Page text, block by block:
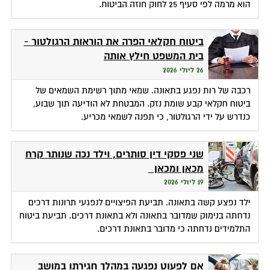
הוא מרמה לפי סעיף 25 לחוק חוזה הביטוח.
ביטוח חקלאי הפרה את הוראות הרגולטור -
בית המשפט חילץ אותה
26 ליולי 2026
רכבה של רות נפגע בתאונה. שמאי מתוך רשימת השמאים של
ביטוח חקלאי קבע שומת נזק. המבטחת לא הודיעה תוך שבוע,
כנדרש על ידי הרגולטור, כי תפנה לשמאי מכריע.
שני פסקי דין סותרים, וילד נכה שנותר קרח
מכאן ומכאן
19 ליולי 2026
ילד נפצע קשה בתאונה. תביעת הפיצויים לנפגעי תרונות דרכים
נדחתה בנימוק שמדובר בתאונה ולא בתאונת דרכים. תביעת ביטוח
התלמידים נדחתה כי מדובר בתאונת דרכים.
אם לפעוט נפגעה במהלך חגירתו במושב